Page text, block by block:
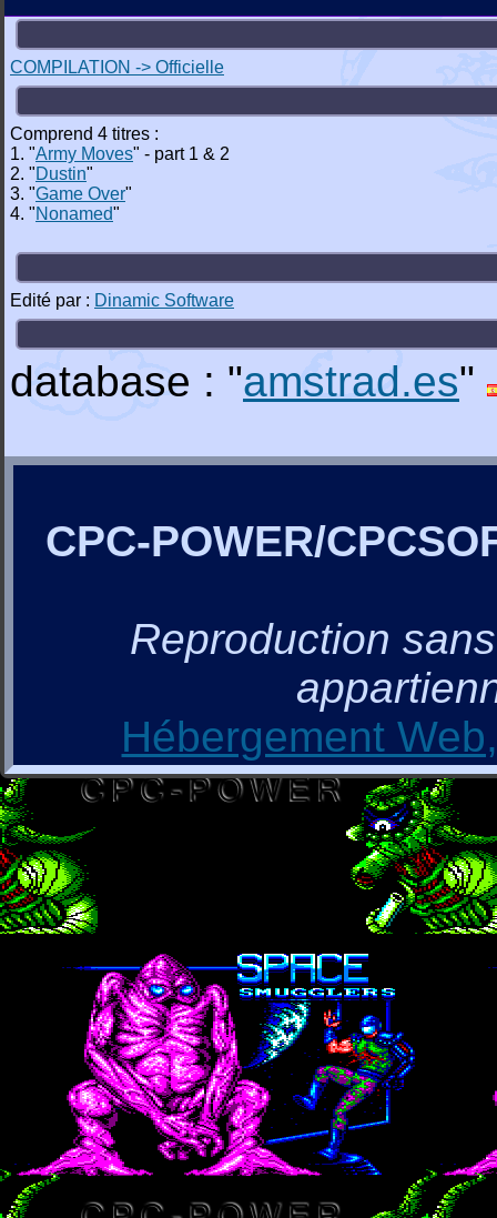
COMPILATION -> Officielle
Comprend 4 titres :
1. "Army Moves" - part 1 & 2
2. "Dustin"
3. "Game Over"
4. "Nonamed"
Edité par : Dinamic Software
database : "amstrad.es"
CPC-POWER/
Reproduction
Hébergement